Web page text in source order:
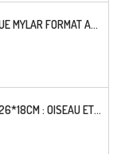
POCHOIR EN PLASTIQUE MYLAR FORMAT A4 (21*29.7CM) ALPHABET GERMANICA LETTRES MINUSCULES
POCHOIR PLASTIQUE 26*18CM : OISEAU ET FLEUR